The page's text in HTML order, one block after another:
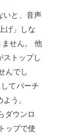
いと、音声
げ」しな
せん。 他
トップし
んでし
てバーチ
う。
ダウンロ
ップで使